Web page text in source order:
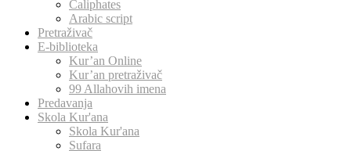
Caliphates
Arabic script
Pretraživač
E-biblioteka
Kur’an Online
Kur’an pretraživač
99 Allahovih imena
Predavanja
Skola Kur'ana
Skola Kur'ana
Sufara